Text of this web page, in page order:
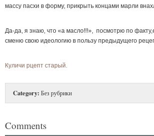
массу пасхи в форму, прикрыть концами марли
Да-да, я знаю, что «а масло!!!», посмотрю по
сменю свою идеологию в пользу предыдущего
Куличи рцепт старый.
Category: Без рубрики
Comments